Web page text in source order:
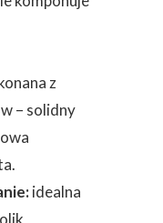
z
– solidny
idealna